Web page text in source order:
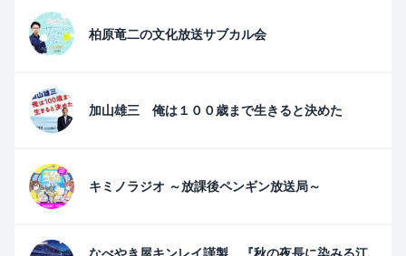
柏原竜二の文化放送サブカル会
加山雄三 俺は１００歳まで生きると決めた
キミノラジオ ～放課後ペンギン放送局～